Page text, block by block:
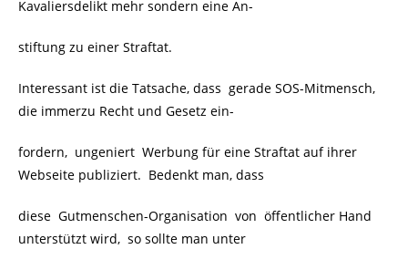
Kavaliersdelikt mehr sondern eine An-
stiftung zu einer Straftat.
Interessant ist die Tatsache, dass gerade SOS-Mitmensch,
die immerzu Recht und Gesetz ein-
fordern, ungeniert Werbung für eine Straftat auf ihrer
Webseite publiziert. Bedenkt man, dass
diese Gutmenschen-Organisation von öffentlicher Hand
unterstützt wird, so sollte man unter